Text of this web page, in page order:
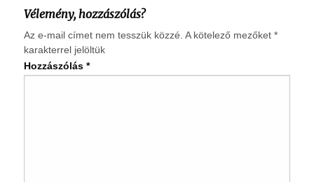
Vélemény, hozzászólás?
Az e-mail címet nem tesszük közzé. A kötelező mezőket *
karakterrel jelöltük
Hozzászólás *